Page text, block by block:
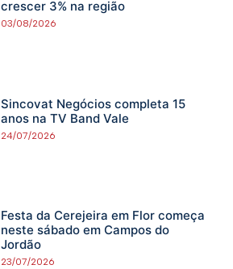
crescer 3% na região
03/08/2026
Sincovat Negócios completa 15
anos na TV Band Vale
24/07/2026
Festa da Cerejeira em Flor começa
neste sábado em Campos do
Jordão
23/07/2026